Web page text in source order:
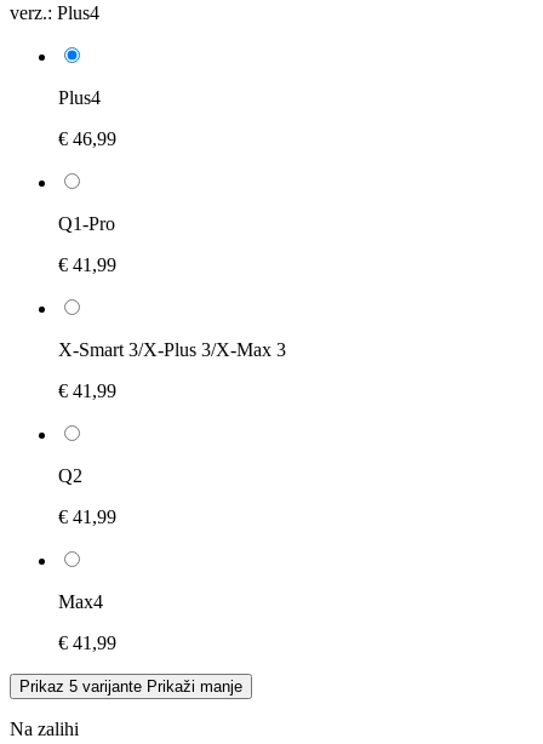
verz.: Plus4
Plus4
€ 46,99
Q1-Pro
€ 41,99
X-Smart 3/X-Plus 3/X-Max 3
€ 41,99
Q2
€ 41,99
Max4
€ 41,99
Prikaz 5 varijante Prikaži manje
Na zalihi